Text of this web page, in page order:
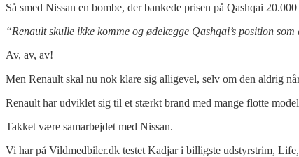
Så smed Nissan en bombe, der bankede prisen på Qashqai
“Renault skulle ikke komme og ødelægge Qashqai’s position
Av, av, av!
Men Renault skal nu nok klare sig alligevel, selv om den aldrig
Renault har udviklet sig til et stærkt brand med mange flotte
Takket være samarbejdet med Nissan.
Vi har på Vildmedbiler.dk testet Kadjar i billigste udstyrstrim,